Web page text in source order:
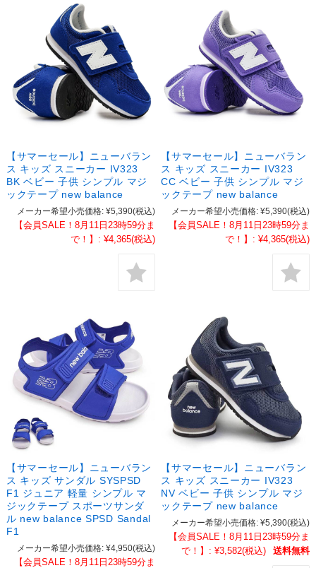
【サマーセール】ニューバラン
ス キッズ スニーカー IV323
BK ベビー 子供 シンプル マジ
ックテープ new balance
メーカー希望小売価格: ¥5,390(税込)
【会員SALE！8月11日23時59分ま
で！】: ¥4,365(税込)
【サマーセール】ニューバラン
ス キッズ スニーカー IV323
CC ベビー 子供 シンプル マジ
ックテープ new balance
メーカー希望小売価格: ¥5,390(税込)
【会員SALE！8月11日23時59分ま
で！】: ¥4,365(税込)
【サマーセール】ニューバラン
ス キッズ サンダル SYSPSD
F1 ジュニア 軽量 シンプル マ
ジックテープ スポーツサンダ
ル new balance SPSD Sandal
F1
メーカー希望小売価格: ¥4,950(税込)
【会員SALE！8月11日23時59分ま
【サマーセール】ニューバラン
ス キッズ スニーカー IV323
NV ベビー 子供 シンプル マジ
ックテープ new balance
メーカー希望小売価格: ¥5,390(税込)
【会員SALE！8月11日23時59分ま
で！】: ¥3,582(税込) 送料無料